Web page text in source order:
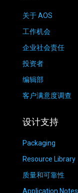
关于 AOS
工作机会
企业社会责任
投资者
编辑部
客户满意度调查
设计支持
Packaging
Resource Library
质量和可靠性
Application Notes